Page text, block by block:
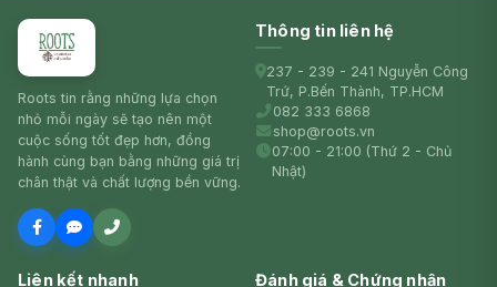
Roots tin rằng những lựa chọn
nhỏ mỗi ngày sẽ tạo nên một
cuộc sống tốt đẹp hơn, đồng
hành cùng bạn bằng những giá trị
chân thật và chất lượng bền vững.
Thông tin liên hệ
237 - 239 - 241 Nguyễn Công
Trứ, P.Bến Thành, TP.HCM
082 333 6868
shop@roots.vn
07:00 - 21:00 (Thứ 2 - Chủ
Nhật)
Liên kết nhanh Đánh giá & Chứng nhận